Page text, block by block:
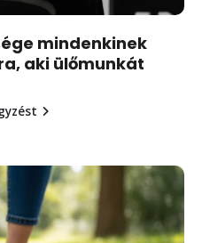
mindenkinek
aki ülőmunkát